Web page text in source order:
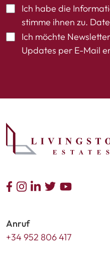
Ich habe die
stimme ihnen zu.
Ich möchte
Updates per E-Mail
Anruf
+34 952 806 417